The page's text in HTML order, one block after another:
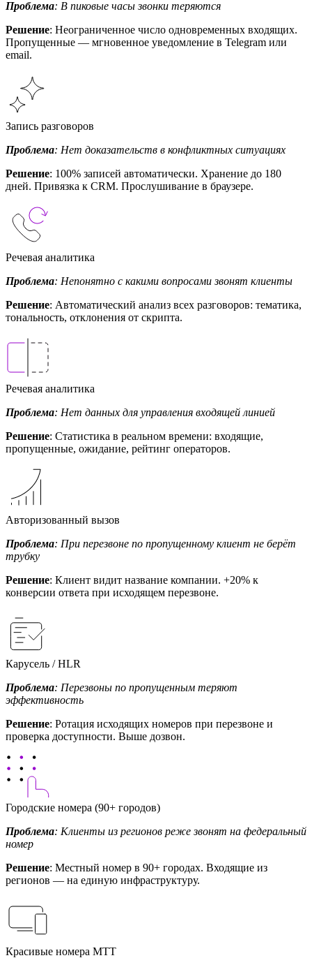
Проблема: В пиковые часы звонки теряются
Решение: Неограниченное число одновременных входящих.
Пропущенные — мгновенное уведомление в Telegram или
email.
Запись разговоров
Проблема: Нет доказательств в конфликтных ситуациях
Решение: 100% записей автоматически. Хранение до 180
дней. Привязка к CRM. Прослушивание в браузере.
Речевая аналитика
Проблема: Непонятно с какими вопросами звонят клиенты
Решение: Автоматический анализ всех разговоров: тематика,
тональность, отклонения от скрипта.
Речевая аналитика
Проблема: Нет данных для управления входящей линией
Решение: Статистика в реальном времени: входящие,
пропущенные, ожидание, рейтинг операторов.
Авторизованный вызов
Проблема: При перезвоне по пропущенному клиент не берёт
трубку
Решение: Клиент видит название компании. +20% к
конверсии ответа при исходящем перезвоне.
Карусель / HLR
Проблема: Перезвоны по пропущенным теряют
эффективность
Решение: Ротация исходящих номеров при перезвоне и
проверка доступности. Выше дозвон.
Городские номера (90+ городов)
Проблема: Клиенты из регионов реже звонят на федеральный
номер
Решение: Местный номер в 90+ городах. Входящие из
регионов — на единую инфраструктуру.
Красивые номера МТТ